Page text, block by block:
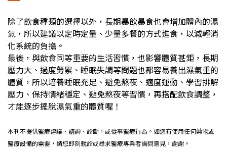
除了飲食種類的選擇以外，長期暴飲暴食也會增加體內的濕
氣，所以建議以定時定量、少量多餐的方式進食，以減輕消
化系統的負擔。
最後，與飲食同等重要的生活習慣，也影響體質甚鉅，長期
壓力大、過度勞累、睡眠失調等問題也都容易養出濕氣重的
體質，所以培養睡眠充足、避免熬夜、適度運動、學習排解
壓力、保持情緒穩定、避免熬夜等習慣，再搭配飲食調整，
才能逐步擺脫濕氣重的體質喔！
本刊不提供醫療建議、諮詢、診斷，或從事醫療行為。如您有使用任何藥物或
醫療設備的需要，請您即刻就診或尋求醫療專業者詢問意見，謝謝。